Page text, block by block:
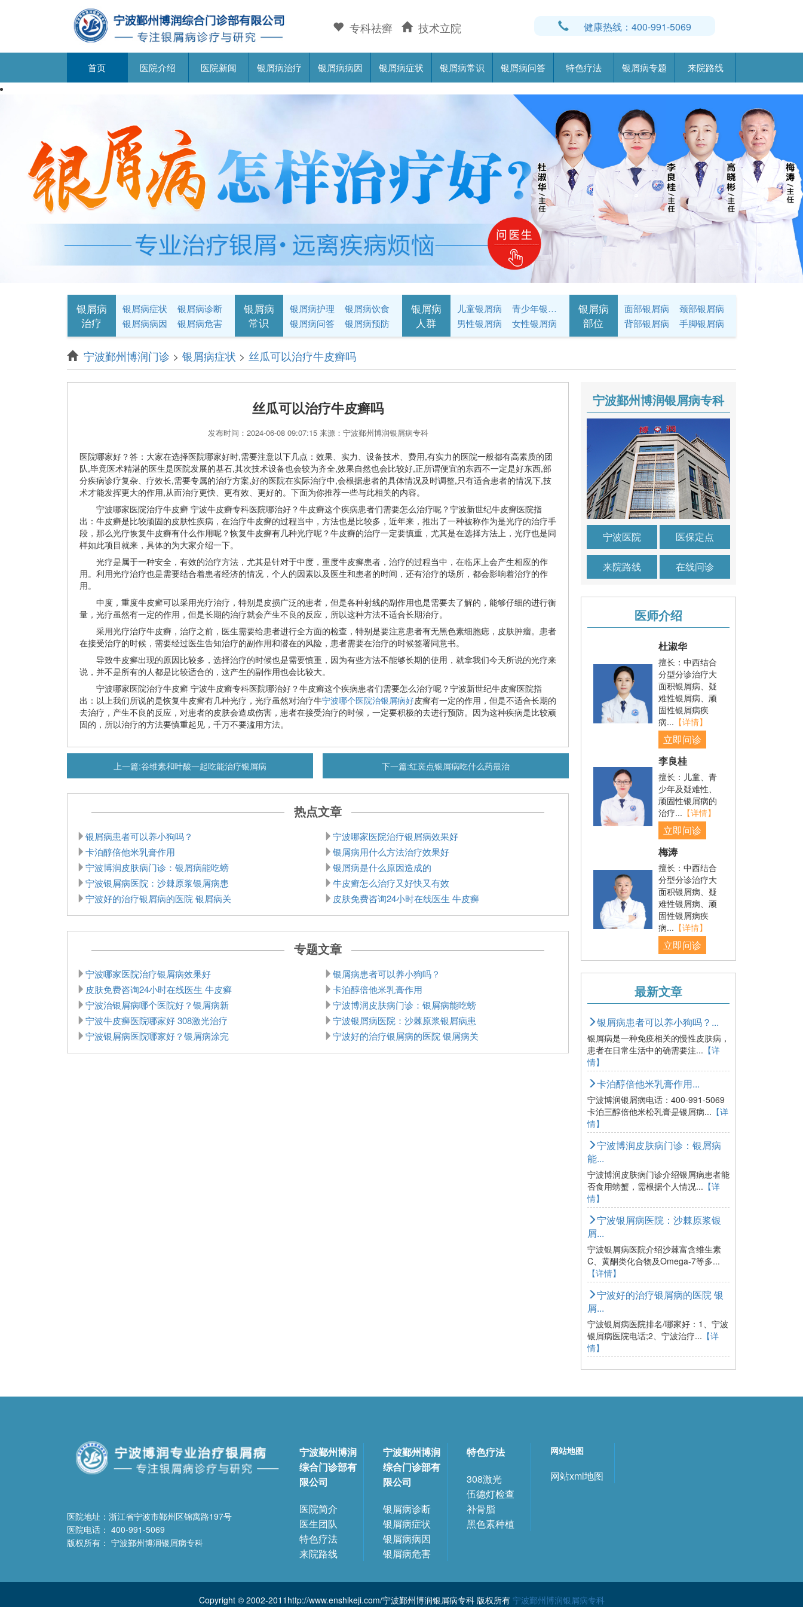
专科祛癣 技术立院 健康热线：400-991-5069
首页 医院介绍 医院新闻 银屑病治疗 银屑病病因 银屑病症状 银屑病常识 银屑病问答 特色疗法 银屑病专题 来院路线
银屑病
治疗
银屑病症状
银屑病诊断
银屑病病因
银屑病危害
银屑病
常识
银屑病护理
银屑病饮食
银屑病问答
银屑病预防
银屑病
人群
儿童银屑病
青少年银屑病
男性银屑病
女性银屑病
银屑病
部位
面部银屑病
颈部银屑病
背部银屑病
手脚银屑病
宁波鄞州博润门诊 > 银屑病症状 > 丝瓜可以治疗牛皮癣吗
丝瓜可以治疗牛皮癣吗
发布时间：2024-06-08 09:07:15 来源：宁波鄞州博润银屑病专科
医院哪家好？答：大家在选择医院哪家好时,需要注意以下几点：效果、实力、设备技术、费用,有实力的医院一般都有高素质的团
队,毕竟医术精湛的医生是医院发展的基石,其次技术设备也会较为齐全,效果自然也会比较好,正所谓便宜的东西不一定是好东西,部
分疾病诊疗复杂、疗效长,需要专属的治疗方案,好的医院在实际治疗中,会根据患者的具体情况及时调整,只有适合患者的情况下,技
术才能发挥更大的作用,从而治疗更快、更有效、更好的。下面为你推荐一些与此相关的内容。
宁波哪家医院治疗牛皮癣 宁波牛皮癣专科医院哪治好？牛皮癣这个疾病患者们需要怎么治疗呢？宁波新世纪牛皮癣医院指
出：牛皮癣是比较顽固的皮肤性疾病，在治疗牛皮癣的过程当中，方法也是比较多，近年来，推出了一种被称作为是光疗的治疗手
段，那么光疗恢复牛皮癣有什么作用呢？恢复牛皮癣有几种光疗呢？牛皮癣的治疗一定要慎重，尤其是在选择方法上，光疗也是同
样如此项目就来，具体的为大家介绍一下。
光疗是属于一种安全，有效的治疗方法，尤其是针对于中度，重度牛皮癣患者，治疗的过程当中，在临床上会产生相应的作
用。利用光疗治疗也是需要结合着患者经济的情况，个人的因素以及医生和患者的时间，还有治疗的场所，都会影响着治疗的作
用。
中度，重度牛皮癣可以采用光疗治疗，特别是皮损广泛的患者，但是各种射线的副作用也是需要去了解的，能够仔细的进行衡
量，光疗虽然有一定的作用，但是长期的治疗就会产生不良的反应，所以这种方法不适合长期治疗。
采用光疗治疗牛皮癣，治疗之前，医生需要给患者进行全方面的检查，特别是要注意患者有无黑色素细胞痣，皮肤肿瘤。患者
在接受治疗的时候，需要经过医生告知治疗的副作用和潜在的风险，患者需要在治疗的时候签署同意书。
导致牛皮癣出现的原因比较多，选择治疗的时候也是需要慎重，因为有些方法不能够长期的使用，就拿我们今天所说的光疗来
说，并不是所有的人都是比较适合的，这产生的副作用也会比较大。
宁波哪家医院治疗牛皮癣 宁波牛皮癣专科医院哪治好？牛皮癣这个疾病患者们需要怎么治疗呢？宁波新世纪牛皮癣医院指
出：以上我们所说的是恢复牛皮癣有几种光疗，光疗虽然对治疗牛宁波哪个医院治银屑病好皮癣有一定的作用，但是不适合长期的
去治疗，产生不良的反应，对患者的皮肤会造成伤害，患者在接受治疗的时候，一定要积极的去进行预防。因为这种疾病是比较顽
固的，所以治疗的方法要慎重起见，千万不要滥用方法。
上一篇:谷维素和叶酸一起吃能治疗银屑病 下一篇:红斑点银屑病吃什么药最治
热点文章
银屑病患者可以养小狗吗？
卡泊醇倍他米乳膏作用
宁波博润皮肤病门诊：银屑病能吃螃
宁波银屑病医院：沙棘原浆银屑病患
宁波好的治疗银屑病的医院 银屑病关
宁波哪家医院治疗银屑病效果好
银屑病用什么方法治疗效果好
银屑病是什么原因造成的
牛皮癣怎么治疗又好快又有效
皮肤免费咨询24小时在线医生 牛皮癣
专题文章
宁波哪家医院治疗银屑病效果好
皮肤免费咨询24小时在线医生 牛皮癣
宁波治银屑病哪个医院好？银屑病新
宁波牛皮癣医院哪家好 308激光治疗
宁波银屑病医院哪家好？银屑病涂完
银屑病患者可以养小狗吗？
卡泊醇倍他米乳膏作用
宁波博润皮肤病门诊：银屑病能吃螃
宁波银屑病医院：沙棘原浆银屑病患
宁波好的治疗银屑病的医院 银屑病关
宁波鄞州博润银屑病专科
宁波医院 医保定点
来院路线 在线问诊
医师介绍
杜淑华
擅长：中西结合
分型分诊治疗大
面积银屑病、疑
难性银屑病、顽
固性银屑病疾
病... 【详情】
立即问诊
李良桂
擅长：儿童、青
少年及疑难性、
顽固性银屑病的
治疗... 【详情】
立即问诊
梅涛
擅长：中西结合
分型分诊治疗大
面积银屑病、疑
难性银屑病、顽
固性银屑病疾
病... 【详情】
立即问诊
最新文章
银屑病患者可以养小狗吗？...
银屑病是一种免疫相关的慢性皮肤病，
患者在日常生活中的确需要注... 【详
情】
卡泊醇倍他米乳膏作用...
宁波博润银屑病电话：400-991-5069
卡泊三醇倍他米松乳膏是银屑病... 【详
情】
宁波博润皮肤病门诊：银屑病
能...
宁波博润皮肤病门诊介绍银屑病患者能
否食用螃蟹，需根据个人情况... 【详
情】
宁波银屑病医院：沙棘原浆银
屑...
宁波银屑病医院介绍沙棘富含维生素
C、黄酮类化合物及Omega-7等多...
【详情】
宁波好的治疗银屑病的医院 银
屑...
宁波银屑病医院排名/哪家好：1、宁波
银屑病医院电话;2、宁波治疗... 【详
情】
医院地址：浙江省宁波市鄞州区锦寓路197号
医院电话： 400-991-5069
版权所有： 宁波鄞州博润银屑病专科
宁波鄞州博润
综合门诊部有
限公司
医院简介
医生团队
特色疗法
来院路线
宁波鄞州博润
综合门诊部有
限公司
银屑病诊断
银屑病症状
银屑病病因
银屑病危害
特色疗法
308激光
伍德灯检查
补骨脂
黑色素种植
网站地图
网站xml地图
Copyright © 2002-2011http://www.enshikeji.com/宁波鄞州博润银屑病专科 版权所有 宁波鄞州博润银屑病专科